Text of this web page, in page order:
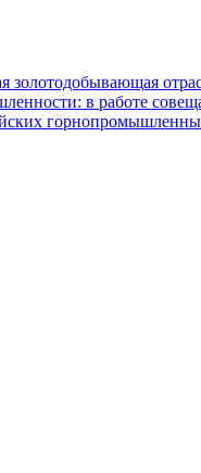
золотодобывающая
в работе